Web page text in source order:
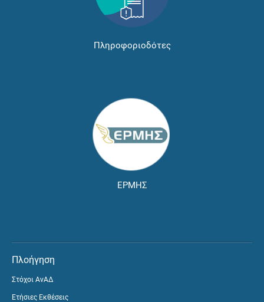
Πληροφοριοδότες
ΕΡΜΗΣ
Πλοήγηση
Στόχοι ΑνΑΔ
Ετήσιες Εκθέσεις